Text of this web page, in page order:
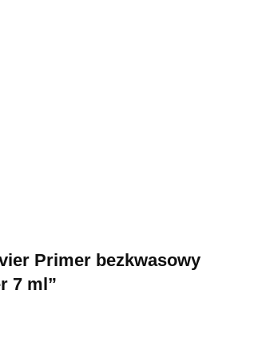
Primer bezkwasowy
7 ml”